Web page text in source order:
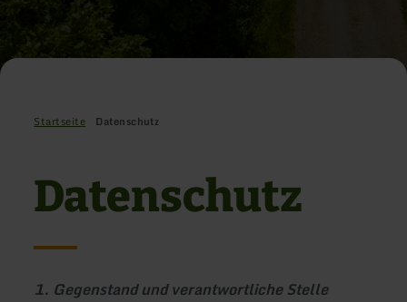
Startseite Datenschutz
Datenschutz
1. Gegenstand und verantwortliche Stelle